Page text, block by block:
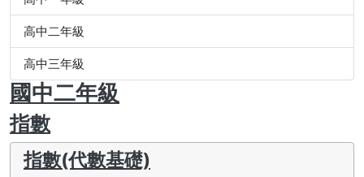
高中二年級
高中三年級
國中二年級
指數
指數(代數基礎)